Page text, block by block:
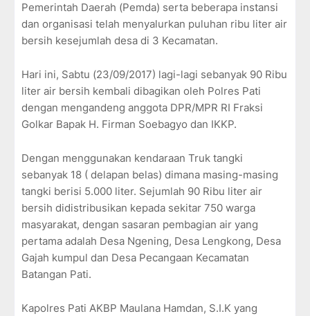
Pemerintah Daerah (Pemda) serta beberapa instansi
dan organisasi telah menyalurkan puluhan ribu liter air
bersih kesejumlah desa di 3 Kecamatan.
Hari ini, Sabtu (23/09/2017) lagi-lagi sebanyak 90 Ribu
liter air bersih kembali dibagikan oleh Polres Pati
dengan mengandeng anggota DPR/MPR RI Fraksi
Golkar Bapak H. Firman Soebagyo dan IKKP.
Dengan menggunakan kendaraan Truk tangki
sebanyak 18 ( delapan belas) dimana masing-masing
tangki berisi 5.000 liter. Sejumlah 90 Ribu liter air
bersih didistribusikan kepada sekitar 750 warga
masyarakat, dengan sasaran pembagian air yang
pertama adalah Desa Ngening, Desa Lengkong, Desa
Gajah kumpul dan Desa Pecangaan Kecamatan
Batangan Pati.
Kapolres Pati AKBP Maulana Hamdan, S.I.K yang